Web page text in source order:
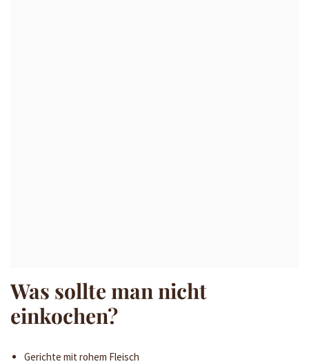
Was sollte man nicht
einkochen?
Gerichte mit rohem Fleisch